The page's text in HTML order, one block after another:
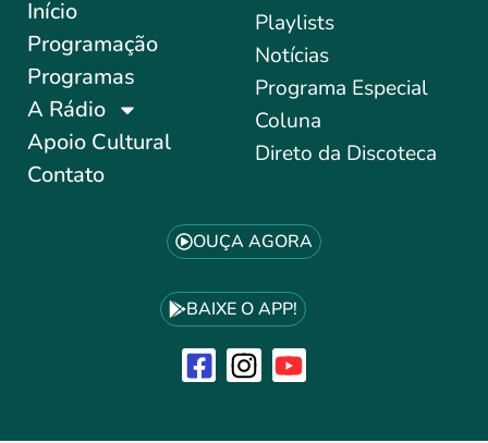
Início
Programação
Programas
A Rádio
Apoio Cultural
Contato
Playlists
Notícias
Programa Especial
Coluna
Direto da Discoteca
OUÇA AGORA
BAIXE O APP!